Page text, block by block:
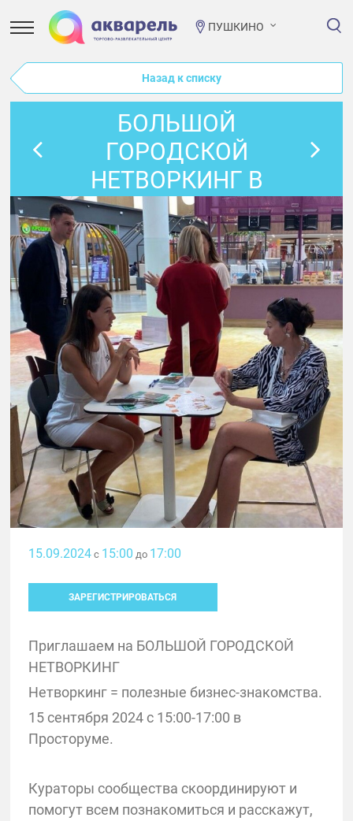
ПУШКИНО
Назад к списку
БОЛЬШОЙ
ГОРОДСКОЙ
НЕТВОРКИНГ В
ПРОСТОРУМЕ
15.09.2024с 15:00 до 17:00
ЗАРЕГИСТРИРОВАТЬСЯ
Приглашаем на БОЛЬШОЙ ГОРОДСКОЙ
НЕТВОРКИНГ
Нетворкинг = полезные бизнес-знакомства.
15 сентября 2024 с 15:00-17:00 в
Просторуме.
Кураторы сообщества скоординируют и
помогут всем познакомиться и расскажут,